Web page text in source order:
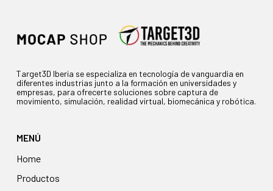
Target3D Iberia se especializa en tecnología de vanguardia en
diferentes industrias junto a la formación en universidades y
empresas, para ofrecerte soluciones sobre captura de
movimiento, simulación, realidad virtual, biomecánica y robótica.
MENÚ
Home
Productos